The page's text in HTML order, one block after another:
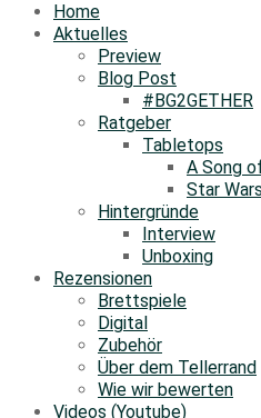
Home
Aktuelles
Preview
Blog Post
#BG2GETHER
Ratgeber
Tabletops
A Song
Star
Hintergründe
Interview
Unboxing
Rezensionen
Brettspiele
Digital
Zubehör
Über dem Tellerrand
Wie wir bewerten
Videos (Youtube)